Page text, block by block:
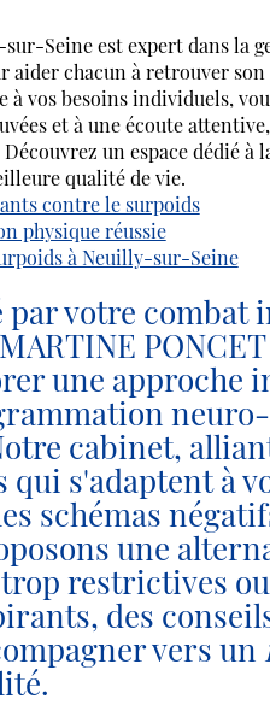
sur-Seine est expert dans
aider chacun à retrouver
vos besoins individuels,
et à une écoute
un espace dédié à
qualité de vie.
contre le surpoids
physique réussie
à Neuilly-sur-Seine
par votre
une approche
cabinet,
s'adaptent à
schémas
une
restrictives
des
vers un